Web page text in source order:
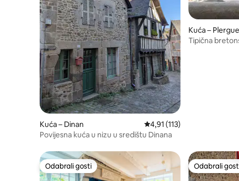
Kuća – Dinan Prosječna ocjena: 4,91/5,
4,91 (113)
Povijesna kuća u nizu u središtu Dinana
Kuća –
Tipična
Odabrali gosti
Odabrali gosti Odabrali
Odabrali